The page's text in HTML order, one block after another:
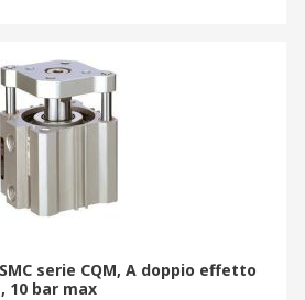
serie CQM, A doppio effetto
10 bar max